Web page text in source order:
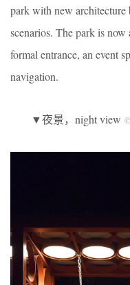
park with new architecture
scenarios. The park is now
formal entrance, an event
navigation.
▼夜景，night view